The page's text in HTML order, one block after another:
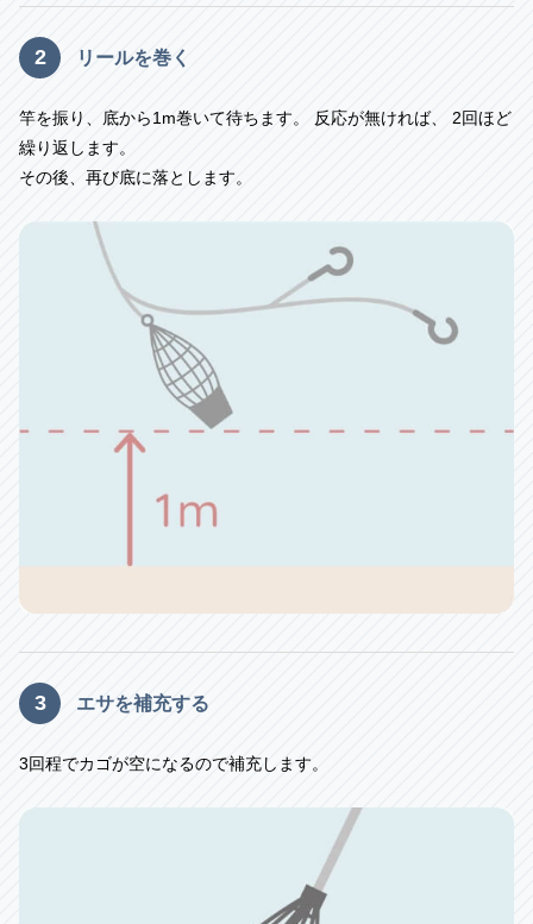
2 リールを巻く
竿を振り、底から1m巻いて待ちます。
反応が無ければ、 2回ほど
繰り返します。
その後、再び底に落とします。
3 エサを補充する
3回程でカゴが空になるので補充します。